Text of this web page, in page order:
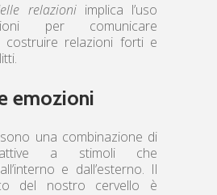
relazioniimplica l’uso
per comunicare
costruire relazioni forti e
emozioni
sono una combinazione di
a stimoli che
e dall’esterno. Il
del nostro cervello è